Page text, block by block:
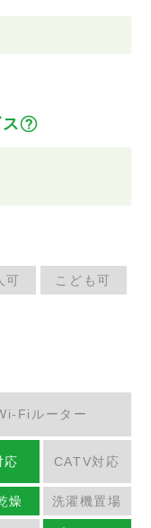
可 こども可
Fiルーター
応 CATV対応
燥 洗濯機置場